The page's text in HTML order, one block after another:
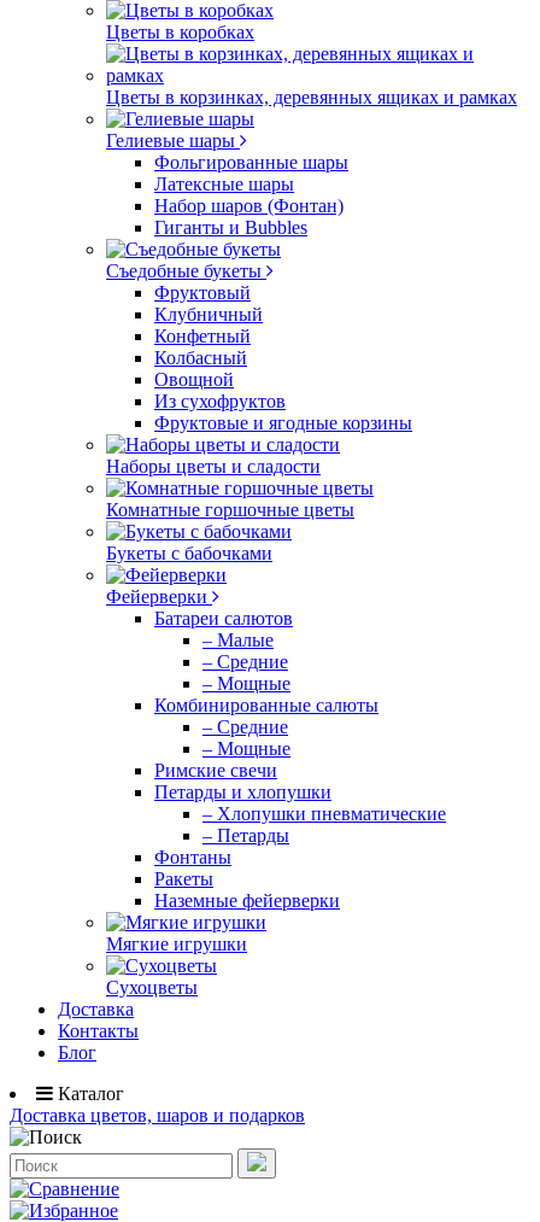
Цветы в коробках
Цветы в корзинках, деревянных ящиках и рамках
Гелиевые шары
Фольгированные шары
Латексные шары
Набор шаров (Фонтан)
Гиганты и Bubbles
Съедобные букеты
Фруктовый
Клубничный
Конфетный
Колбасный
Овощной
Из сухофруктов
Фруктовые и ягодные корзины
Наборы цветы и сладости
Комнатные горшочные цветы
Букеты с бабочками
Фейерверки
Батареи салютов
– Малые
– Средние
– Мощные
Комбинированные салюты
– Средние
– Мощные
Римские свечи
Петарды и хлопушки
– Хлопушки пневматические
– Петарды
Фонтаны
Ракеты
Наземные фейерверки
Мягкие игрушки
Сухоцветы
Доставка
Контакты
Блог
Каталог
Доставка цветов, шаров и подарков